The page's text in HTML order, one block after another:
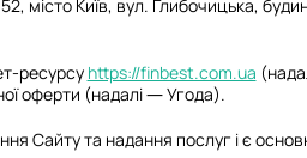
Київ, вул. Глибочицька,
ресурсу https://finbest.com.ua
оферти (надалі — Угода).
Сайту та надання послуг і є